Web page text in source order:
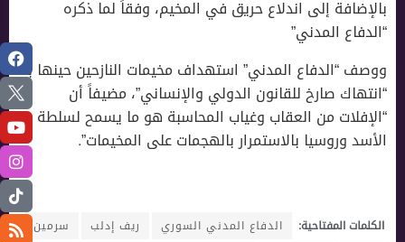
بالإضافة إلى اندلاع حريق في المخيم، وفقاً لما ذكره
“الدفاع المدني”
ووصف “الدفاع المدني” استهداف مخيمات النازحين حينها بـ
“انتهاك صارخ للقانون الدولي والإنساني”، مضيفاً أن
“الإفلات من العقاب وغياب المحاسبة هو ما يسمح لسلطة
الأسد وروسيا بالاستمرار بالهجمات على المخيمات”.
الكلمات المفتاحية: الدفاع المدني السوري ريف إدلب
سرمين